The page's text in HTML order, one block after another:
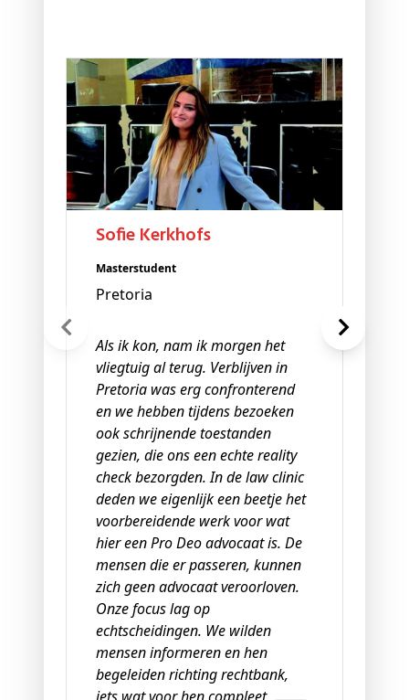
Sofie Kerkhofs
Masterstudent
Pretoria
Als ik kon, nam ik morgen het
vliegtuig al terug. Verblijven in
Pretoria was erg confronterend
en we hebben tijdens bezoeken
ook schrijnende toestanden
gezien, die ons een echte reality
check bezorgden. In de law clinic
deden we eigenlijk een beetje het
voorbereidende werk voor wat
hier een Pro Deo advocaat is. De
mensen die er passeren, kunnen
zich geen advocaat veroorloven.
Onze focus lag op
echtscheidingen. We wilden
mensen informeren en hen
begeleiden richting rechtbank,